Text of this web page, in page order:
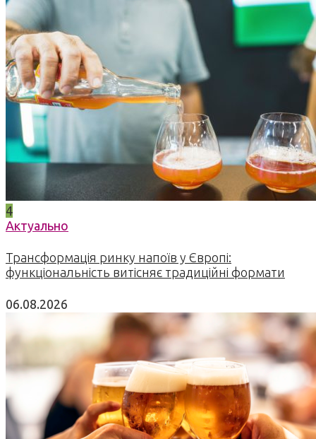
4
Актуально
Трансформація ринку напоїв у Європі:
функціональність витісняє традиційні формати
06.08.2026